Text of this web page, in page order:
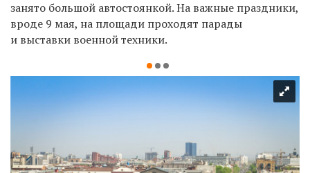
занято большой автостоянкой. На важные праздники,
вроде 9 мая, на площади проходят парады
и выставки военной техники.